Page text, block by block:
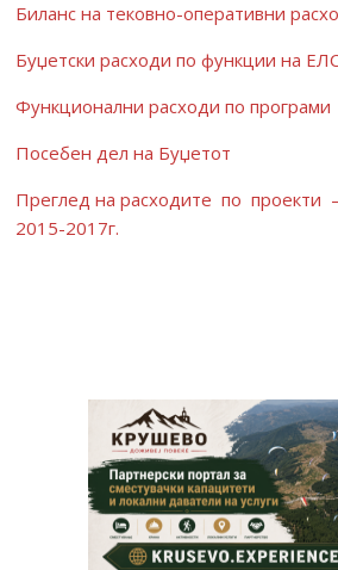
Биланс на тековно-оперативни
Буџетски расходи по функции на
Функционални расходи по програми
Посебен дел на Буџетот
Преглед на расходите по проекти
2015-2017г.